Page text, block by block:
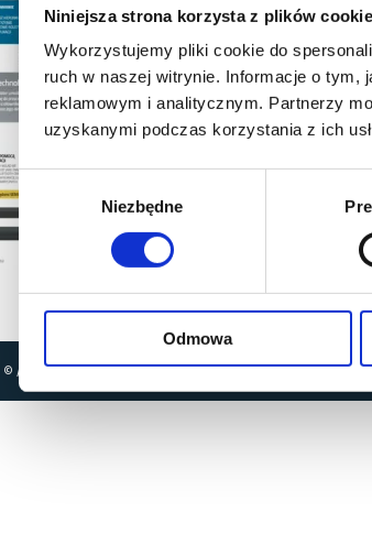
Niniejsza strona korzysta z plików cookie
Wykorzystujemy pliki cookie do
ruch w naszej witrynie. Informacje o tym,
reklamowym i analitycznym. Partnerzy
uzyskanymi podczas korzystania z ich
Wybór
zgody
Niezbędne
Odmowa
© All rights reserved